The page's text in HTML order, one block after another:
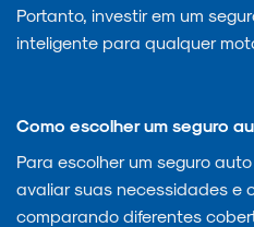
Portanto, investir em um
inteligente para qualquer
Como escolher um seguro
Para escolher um seguro
avaliar suas necessidades e
comparando diferentes